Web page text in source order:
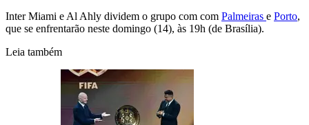
Inter Miami e Al Ahly dividem o grupo com com Palmeiras e Porto,
que se enfrentarão neste domingo (14), às 19h (de Brasília).
Leia também